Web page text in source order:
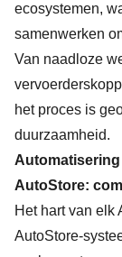
ecosystemen,
samenwerken
Van naadloze
het proces is
duurzaamheid.
AutoStore:
Het hart van elk
AutoStore-